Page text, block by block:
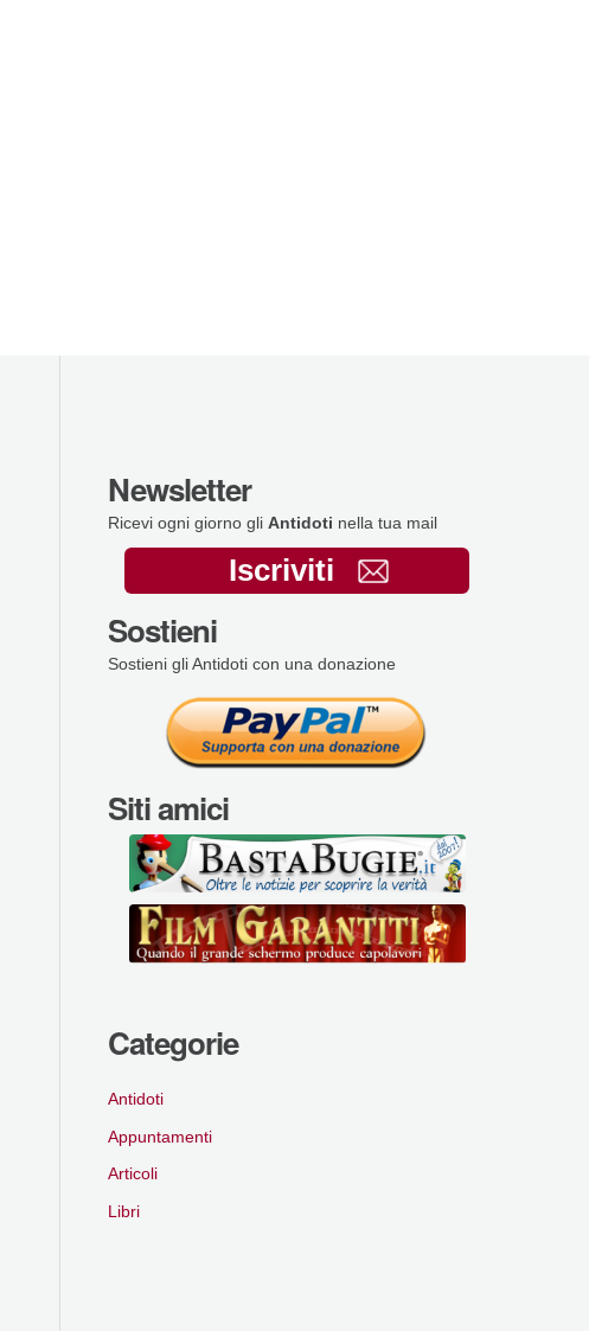
Newsletter
Ricevi ogni giorno gli Antidoti nella tua mail
Iscriviti
Sostieni
Sostieni gli Antidoti con una donazione
Siti amici
Categorie
Antidoti
Appuntamenti
Articoli
Libri